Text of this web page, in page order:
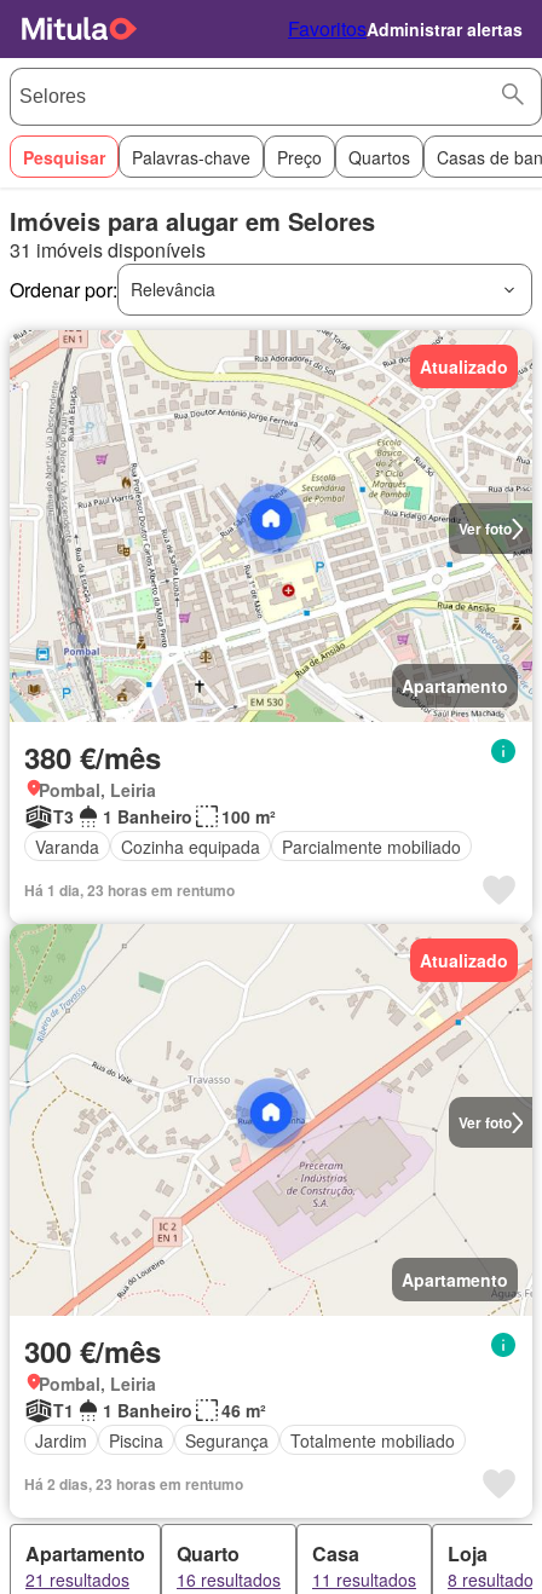
FavoritosAdministrar alertas
Pesquisar Palavras-chave Preço Quartos Casas de
Imóveis para alugar em Selores
31 imóveis disponíveis
Ordenar por:
Relevância
Ver foto
Atualizado
Apartamento
380 €/mês
Pombal, Leiria
T3
1 Banheiro
100 m²
Varanda
Cozinha equipada Parcialmente mobiliado
Há 1 dia, 23 horas em rentumo
Ver foto
Atualizado
Apartamento
300 €/mês
Pombal, Leiria
T1
1 Banheiro
46 m²
Jardim
Piscina Segurança Totalmente mobiliado
Há 2 dias, 23 horas em rentumo
Apartamento
21 resultados
Quarto
16 resultados
Casa
11 resultados
Loja
8 resultados